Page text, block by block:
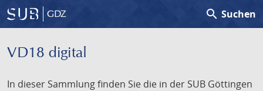
GDZ search Suchen
VD18 digital
In dieser Sammlung finden Sie die in der SUB Göttingen